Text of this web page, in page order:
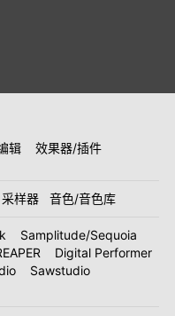
辑
效果器/插件
采样器 音色/音色库
Samplitude/Sequoia
Digital Performer
Sawstudio